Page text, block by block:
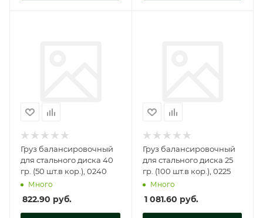
Груз балансировочный
для стального диска 40
гр. (50 шт.в кор.), 0240
Много
822.90 руб.
Груз балансировочный
для стального диска 25
гр. (100 шт.в кор.), 0225
Много
1 081.60 руб.